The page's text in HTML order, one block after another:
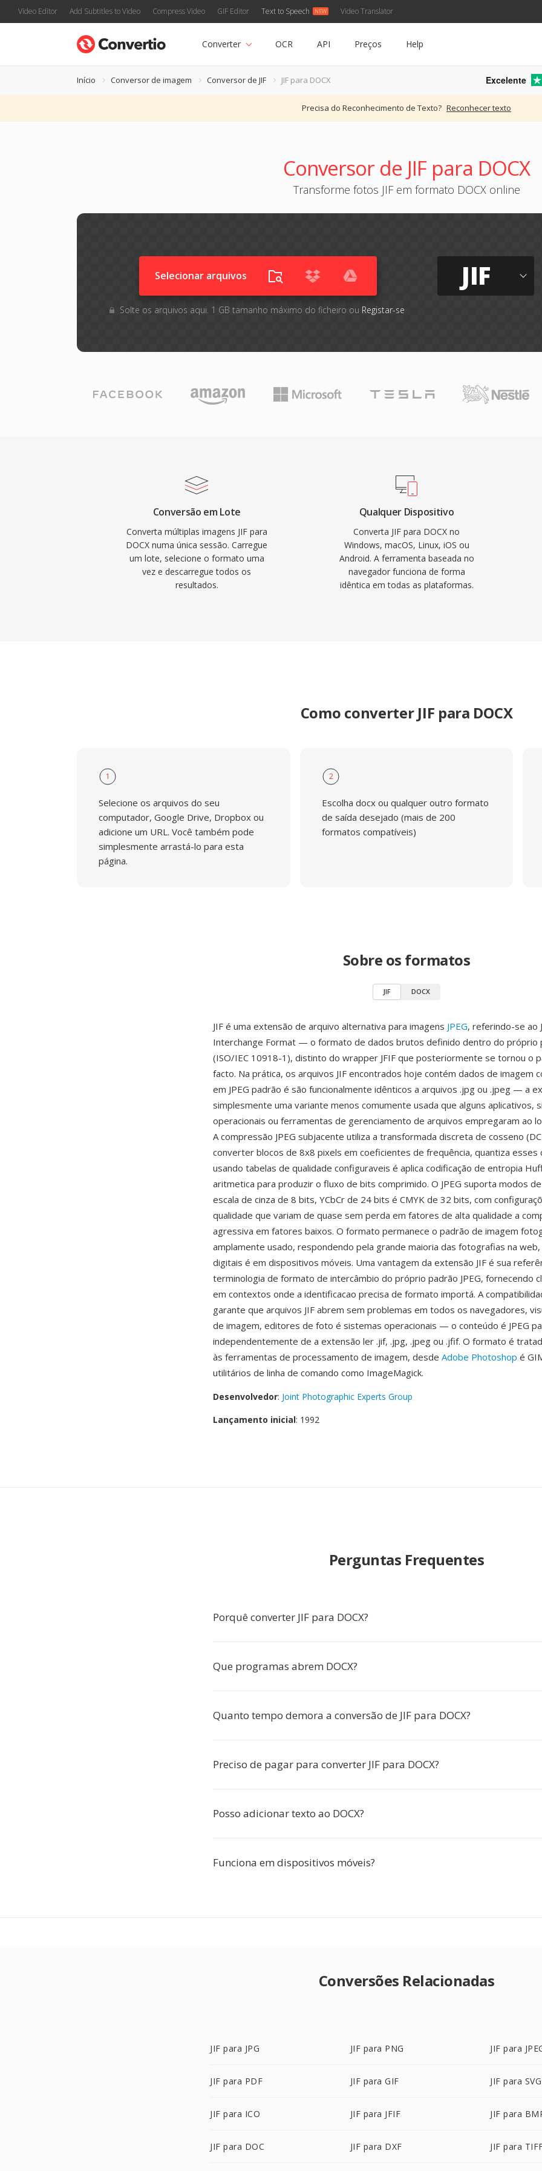
Video Editor Add Subtitles to Video Compress Video GIF Editor Text to Speech Video Translator
Converter OCR API Preços Help
Início Conversor de imagem Conversor de JIF JIF para DOCX Excelente
Precisa do Reconhecimento de Texto? Reconhecer texto
Conversor de JIF para DOCX
Transforme fotos JIF em formato DOCX online
Selecionar arquivos
Solte os arquivos aqui. 1 GB tamanho máximo do ficheiro ou Registar-se
JIF
Conversão em Lote
Converta múltiplas imagens JIF para
DOCX numa única sessão. Carregue
um lote, selecione o formato uma
vez e descarregue todos os
resultados.
Qualquer Dispositivo
Converta JIF para DOCX no
Windows, macOS, Linux, iOS ou
Android. A ferramenta baseada no
navegador funciona de forma
idêntica em todas as plataformas.
Como converter JIF para DOCX
1
Selecione os arquivos do seu
computador, Google Drive, Dropbox ou
adicione um URL. Você também pode
simplesmente arrastá-lo para esta
página.
2
Escolha docx ou qualquer outro formato
de saída desejado (mais de 200
formatos compatíveis)
Sobre os formatos
JIF DOCX
JIF é uma extensão de arquivo alternativa para imagens JPEG, referindo-se ao
Interchange Format — o formato de dados brutos definido dentro do próprio
(ISO/IEC 10918-1), distinto do wrapper JFIF que posteriormente se tornou o
facto. Na prática, os arquivos JIF encontrados hoje contém dados de imagem
em JPEG padrão é são funcionalmente idênticos a arquivos .jpg ou .jpeg — a
simplesmente uma variante menos comumente usada que alguns aplicativos,
operacionais ou ferramentas de gerenciamento de arquivos empregaram ao
A compressão JPEG subjacente utiliza a transformada discreta de cosseno
converter blocos de 8x8 pixels em coeficientes de frequência, quantiza esses
usando tabelas de qualidade configuraveis é aplica codificação de entropia
aritmetica para produzir o fluxo de bits comprimido. O JPEG suporta modos
escala de cinza de 8 bits, YCbCr de 24 bits é CMYK de 32 bits, com
qualidade que variam de quase sem perda em fatores de alta qualidade a
agressiva em fatores baixos. O formato permanece o padrão de imagem
amplamente usado, respondendo pela grande maioria das fotografias na
digitais é em dispositivos móveis. Uma vantagem da extensão JIF é sua
terminologia de formato de intercâmbio do próprio padrão JPEG, fornecendo
em contextos onde a identificacao precisa de formato importá. A
garante que arquivos JIF abrem sem problemas em todos os navegadores,
de imagem, editores de foto é sistemas operacionais — o conteúdo é JPEG
independentemente de a extensão ler .jif, .jpg, .jpeg ou .jfif. O formato é
às ferramentas de processamento de imagem, desde Adobe Photoshop é
utilitários de linha de comando como ImageMagick.
Desenvolvedor: Joint Photographic Experts Group
Lançamento inicial: 1992
Perguntas Frequentes
Porquê converter JIF para DOCX?
Que programas abrem DOCX?
Quanto tempo demora a conversão de JIF para DOCX?
Preciso de pagar para converter JIF para DOCX?
Posso adicionar texto ao DOCX?
Funciona em dispositivos móveis?
Conversões Relacionadas
JIF para JPG JIF para PNG JIF para
JIF para PDF JIF para GIF JIF para SVG
JIF para ICO JIF para JFIF JIF para
JIF para DOC JIF para DXF JIF para